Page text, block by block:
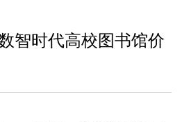
智时代高校图书馆价